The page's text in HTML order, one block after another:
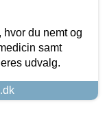
du nemt og
samt
udvalg.